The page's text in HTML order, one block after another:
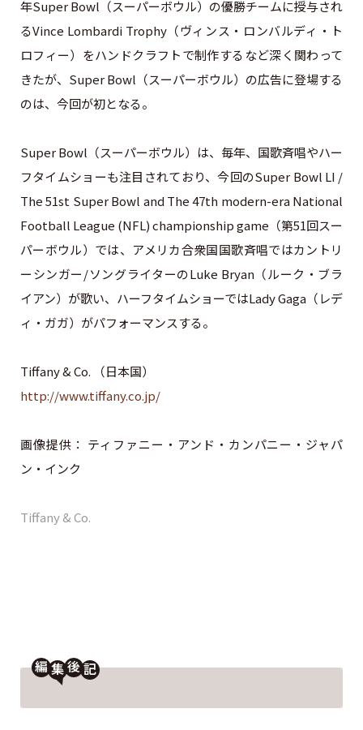
年Super Bowl（スーパーボウル）の優勝チームに授与され
るVince Lombardi Trophy（ヴィンス・ロンバルディ・ト
ロフィー）をハンドクラフトで制作するなど深く関わって
きたが、Super Bowl（スーパーボウル）の広告に登場する
のは、今回が初となる。
Super Bowl（スーパーボウル）は、毎年、国歌斉唱やハー
フタイムショーも注目されており、今回のSuper Bowl LI /
The 51st Super Bowl and The 47th modern-era National
Football League (NFL) championship game（第51回スー
パーボウル）では、アメリカ合衆国国歌斉唱ではカントリ
ーシンガー/ソングライターのLuke Bryan（ルーク・ブラ
イアン）が歌い、ハーフタイムショーではLady Gaga（レデ
ィ・ガガ）がパフォーマンスする。
Tiffany & Co. （日本国）
http://www.tiffany.co.jp/
画像提供： ティファニー・アンド・カンパニー・ジャパ
ン・インク
Tiffany & Co.
編 後